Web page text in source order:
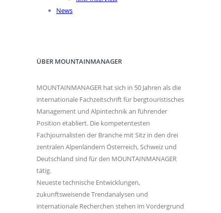
News
ÜBER MOUNTAINMANAGER
MOUNTAINMANAGER hat sich in 50 Jahren als die
internationale Fachzeitschrift für bergtouristisches
Management und Alpintechnik an führender
Position etabliert. Die kompetentesten
Fachjournalisten der Branche mit Sitz in den drei
zentralen Alpenländern Österreich, Schweiz und
Deutschland sind für den MOUNTAINMANAGER
tätig.
Neueste technische Entwicklungen,
zukunftsweisende Trendanalysen und
internationale Recherchen stehen im Vordergrund